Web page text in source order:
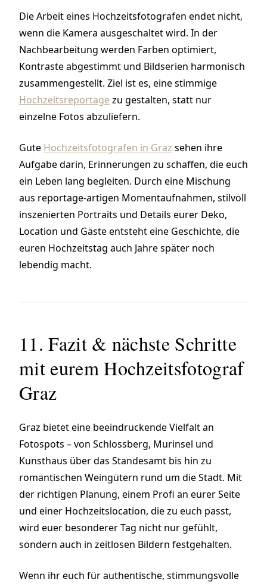
Die Arbeit eines Hochzeitsfotografen endet nicht,
wenn die Kamera ausgeschaltet wird. In der
Nachbearbeitung werden Farben optimiert,
Kontraste abgestimmt und Bildserien harmonisch
zusammengestellt. Ziel ist es, eine stimmige
Hochzeitsreportagezu gestalten, statt nur
einzelne Fotos abzuliefern.
Gute Hochzeitsfotografen in Graz sehen ihre
Aufgabe darin, Erinnerungen zu schaffen, die euch
ein Leben lang begleiten. Durch eine Mischung
aus reportage-artigen Momentaufnahmen, stilvoll
inszenierten Portraits und Details eurer Deko,
Location und Gäste entsteht eine Geschichte, die
euren Hochzeitstag auch Jahre später noch
lebendig macht.
11. Fazit & nächste Schritte
mit eurem Hochzeitsfotograf
Graz
Graz bietet eine beeindruckende Vielfalt an
Fotospots – von Schlossberg, Murinsel und
Kunsthaus über das Standesamt bis hin zu
romantischen Weingütern rund um die Stadt. Mit
der richtigen Planung, einem Profi an eurer Seite
und einer Hochzeitslocation, die zu euch passt,
wird euer besonderer Tag nicht nur gefühlt,
sondern auch in zeitlosen Bildern festgehalten.
Wenn ihr euch für authentische, stimmungsvolle